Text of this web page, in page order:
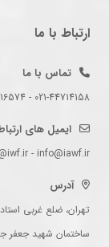
ارتباط با ما
تماس با ما
021-44714158 - 021-44716574 - 021-44714489
ایمیل های
- info@iawf.ir
آدرس
تهران، ضلع غربی
ساختمان شهید جعفر